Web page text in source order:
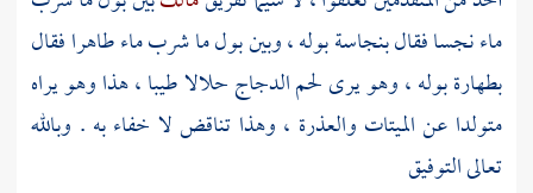
ماء نجسا فقال بنجاسة بوله ، وبين بول ما شرب ماء طاهرا فقال
بطهارة بوله ، وهو يرى لحم الدجاج حلالا طيبا ، هذا وهو يراه
متولدا عن الميتات والعذرة ، وهذا تناقض لا خفاء به . وبالله
تعالى التوفيق